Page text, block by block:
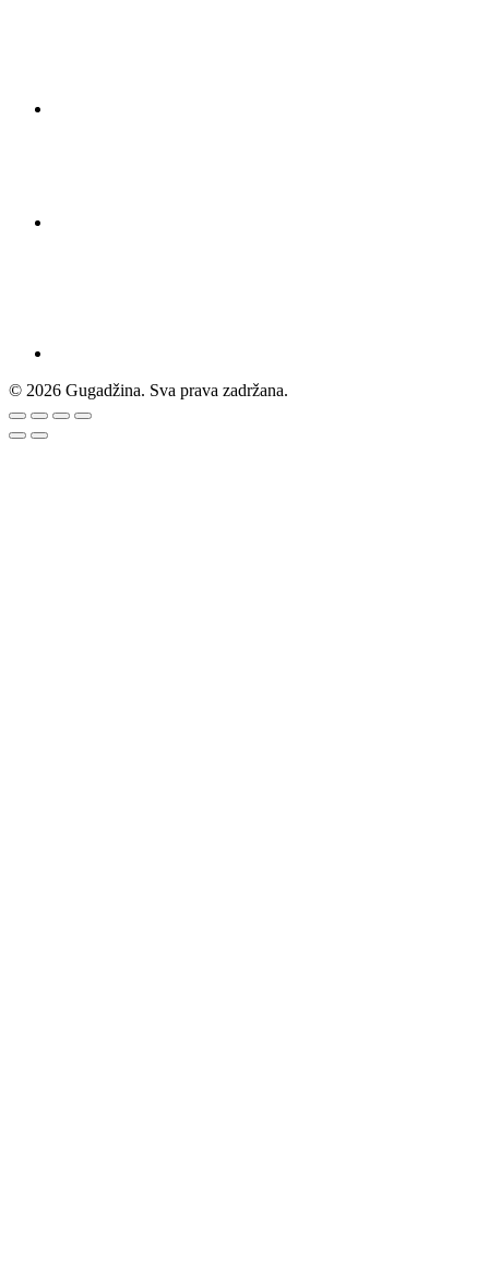
© 2026 Gugadžina. Sva prava zadržana.